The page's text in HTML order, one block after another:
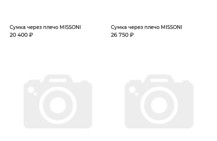
Сумка через плечо MISSONI
20 400 ₽
Сумка через плечо MISSONI
26 750 ₽